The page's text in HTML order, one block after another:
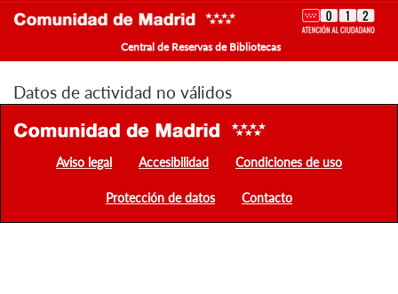
Central de Reservas de Bibliotecas
Datos de actividad no válidos
Aviso legal Accesibilidad Condiciones de uso
Protección de datos Contacto